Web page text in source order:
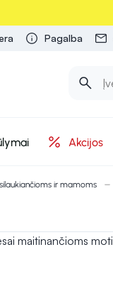
Pagalba
Akcijos
ir mamoms